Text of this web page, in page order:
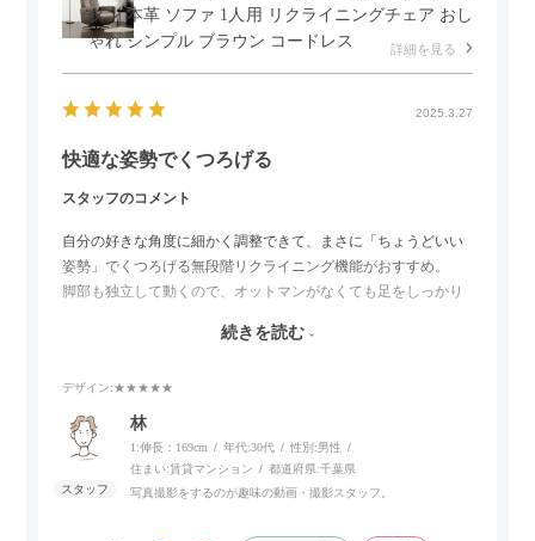
ダン 本革 ソファ 1人用 リクライニングチェア おし
ゃれ シンプル ブラウン コードレス
詳細を見る
2025.3.27
快適な姿勢でくつろげる
スタッフのコメント
自分の好きな角度に細かく調整できて、まさに「ちょうどいい
姿勢」でくつろげる無段階リクライニング機能がおすすめ。
脚部も独立して動くので、オットマンがなくても足をしっかり
スマホやタブレットを充電しながらリラックスできるのが嬉し
個人的にはコードレス＆充電式なので、コンセントの場所を気
にせず、好きな場所に置けるのが画期的に感じました。
続きを読む
デザイン:★★★★★
林
1:伸長：169cm 年代:30代 性別:男性
住まい:賃貸マンション 都道府県:千葉県
写真撮影をするのが趣味の動画・撮影スタッフ。